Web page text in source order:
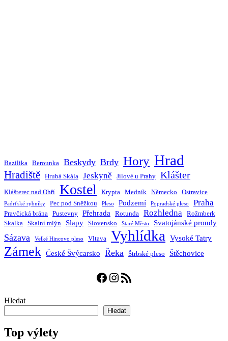
Bazilika Berounka Beskydy Brdy Hory Hrad
Hradiště Hrubá Skála Jeskyně Jílové u Prahy Klášter
Klášterec nad Ohří Kostel Krypta Medník Německo Ostravice
Padrťské rybníky Pec pod Sněžkou Pleso Podzemí Popradské pleso Praha
Pravčická brána Pustevny Přehrada Rotunda Rozhledna
Rožmberk
Skalka
Skalní mlýn Slapy Slovensko Staré Město Svatojánské proudy
Sázava Velké Hincovo pleso Vltava Vyhlídka Vysoké Tatry
Zámek České Švýcarsko Řeka Štrbské pleso Štěchovice
Facebook
Instagram
RSS zdroj
Hledat
Hledat
Top výlety